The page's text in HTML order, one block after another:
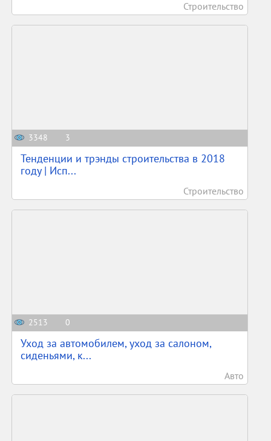
Строительство
3348 3
Тенденции и трэнды строительства в 2018
году | Исп...
Строительство
2513 0
Уход за автомобилем, уход за салоном,
сиденьями, к...
Авто